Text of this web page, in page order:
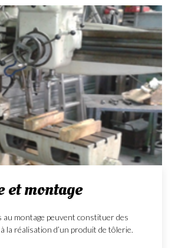
et montage
au montage peuvent constituer des
la réalisation d’un produit de tôlerie.